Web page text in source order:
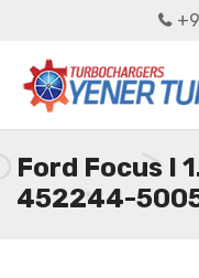
Ford Focus I
452244-